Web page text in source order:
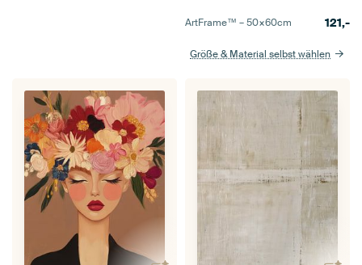
ArtFrame™ –50×60cm 121,-
Größe & Material selbst wählen